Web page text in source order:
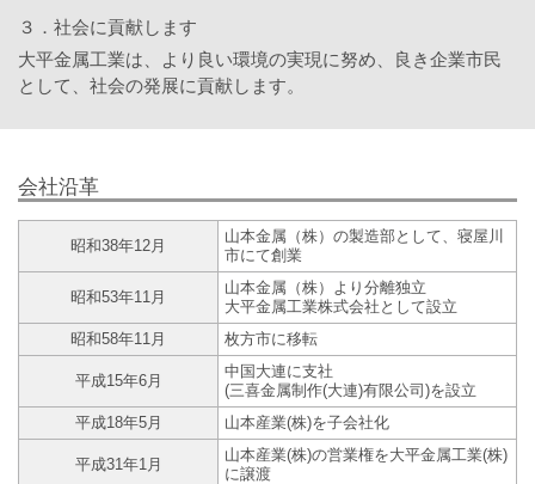
３．社会に貢献します
大平金属工業は、より良い環境の実現に努め、良き企業市民
として、社会の発展に貢献します。
会社沿革
昭和38年12月
山本金属（株）の製造部として、寝屋川
市にて創業
昭和53年11月
山本金属（株）より分離独立
大平金属工業株式会社として設立
昭和58年11月
枚方市に移転
平成15年6月
中国大連に支社
(三喜金属制作(大連)有限公司)を設立
平成18年5月
山本産業(株)を子会社化
平成31年1月
山本産業(株)の営業権を大平金属工業(株)
に譲渡